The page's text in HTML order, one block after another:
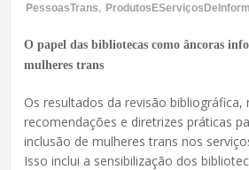
PessoasTrans,
O papel das bibliotecas como âncoras
mulheres trans
Os resultados da revisão bibliográfica,
recomendações e diretrizes práticas
inclusão de mulheres trans nos
Isso inclui a sensibilização dos